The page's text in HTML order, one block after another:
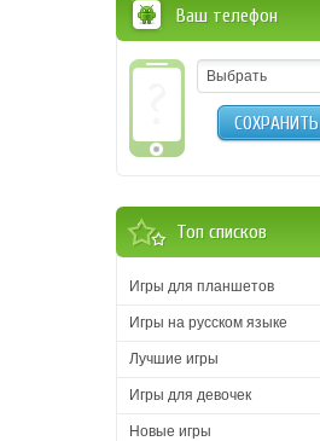
Ваш телефон
Выбрать
СОХРАНИТЬ
Топ списков
Игры для планшетов
Игры на русском языке
Лучшие игры
Игры для девочек
Новые игры